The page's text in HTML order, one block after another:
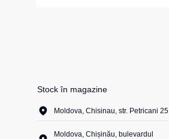
Stock în magazine
Moldova, Chisinau, str. Petricani 25
Moldova, Chișinău, bulevardul